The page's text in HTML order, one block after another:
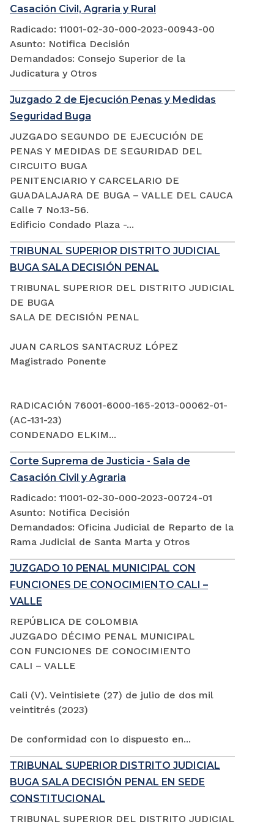
Casación Civil, Agraria y Rural
Radicado: 11001-02-30-000-2023-00943-00
Asunto: Notifica Decisión
Demandados: Consejo Superior de la
Judicatura y Otros
Juzgado 2 de Ejecución Penas y Medidas
Seguridad Buga
JUZGADO SEGUNDO DE EJECUCIÓN DE
PENAS Y MEDIDAS DE SEGURIDAD DEL
CIRCUITO BUGA
PENITENCIARIO Y CARCELARIO DE
GUADALAJARA DE BUGA – VALLE DEL CAUCA
Calle 7 No.13-56.
Edificio Condado Plaza -...
TRIBUNAL SUPERIOR DISTRITO JUDICIAL
BUGA SALA DECISIÓN PENAL
TRIBUNAL SUPERIOR DEL DISTRITO JUDICIAL
DE BUGA
SALA DE DECISIÓN PENAL
JUAN CARLOS SANTACRUZ LÓPEZ
Magistrado Ponente
RADICACIÓN 76001-6000-165-2013-00062-01-
(AC-131-23)
CONDENADO ELKIM...
Corte Suprema de Justicia - Sala de
Casación Civil y Agraria
Radicado: 11001-02-30-000-2023-00724-01
Asunto: Notifica Decisión
Demandados: Oficina Judicial de Reparto de la
Rama Judicial de Santa Marta y Otros
JUZGADO 10 PENAL MUNICIPAL CON
FUNCIONES DE CONOCIMIENTO CALI –
VALLE
REPÚBLICA DE COLOMBIA
JUZGADO DÉCIMO PENAL MUNICIPAL
CON FUNCIONES DE CONOCIMIENTO
CALI – VALLE
Cali (V). Veintisiete (27) de julio de dos mil
veintitrés (2023)
De conformidad con lo dispuesto en...
TRIBUNAL SUPERIOR DISTRITO JUDICIAL
BUGA SALA DECISIÓN PENAL EN SEDE
CONSTITUCIONAL
TRIBUNAL SUPERIOR DEL DISTRITO JUDICIAL